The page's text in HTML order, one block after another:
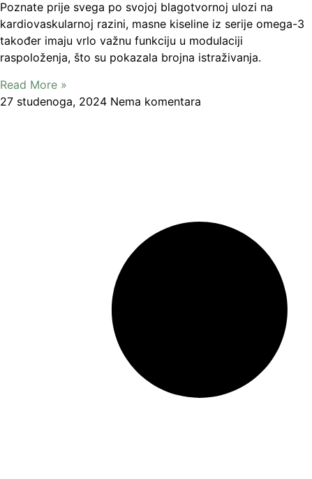
Poznate prije svega po svojoj blagotvornoj ulozi na
kardiovaskularnoj razini, masne kiseline iz serije omega-3
također imaju vrlo važnu funkciju u modulaciji
raspoloženja, što su pokazala brojna istraživanja.
Read More »
27 studenoga, 2024 Nema komentara